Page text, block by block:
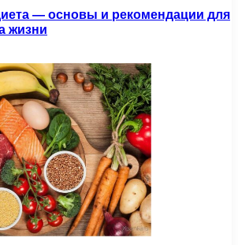
— основы и рекомендации для
жизни